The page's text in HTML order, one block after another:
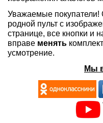
Уважаемые покупатели!
родной пульт с
странице, все кнопки и
вправе менять
усмотрение.
Мы